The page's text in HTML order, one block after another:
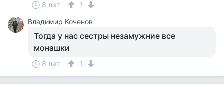
8 лет
1
Владимир Коченов
Тогда у нас сестры незамужние все
монашки
8 лет 1